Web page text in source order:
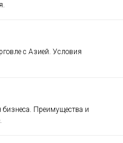
с Азией. Условия
Преимущества и